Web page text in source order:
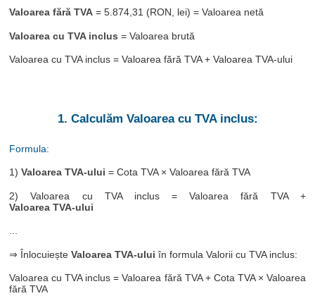
Valoarea fără TVA = 5.874,31 (RON, lei) = Valoarea netă
Valoarea cu TVA inclus = Valoarea brută
Valoarea cu TVA inclus = Valoarea fără TVA + Valoarea TVA-ului
1. Calculăm Valoarea cu TVA inclus:
Formula:
1)Valoarea TVA-ului = Cota TVA × Valoarea fără TVA
2) Valoarea cu TVA inclus = Valoarea fără TVA +
Valoarea TVA-ului
...
⇒ ÎnlocuieșteValoarea TVA-ului în formula Valorii cu TVA inclus:
Valoarea cu TVA inclus = Valoarea fără TVA + Cota TVA × Valoarea
fără TVA